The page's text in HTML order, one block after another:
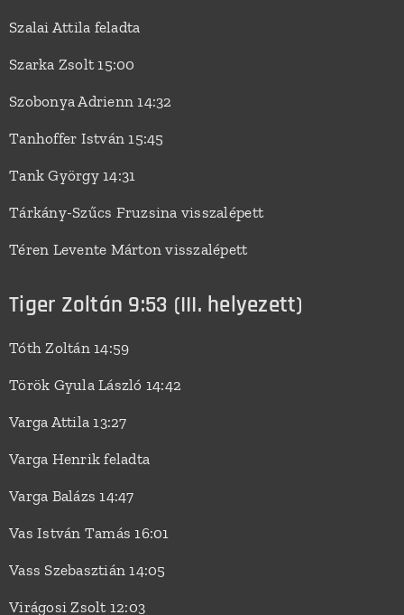
Szalai Attila feladta
Szarka Zsolt 15:00
Szobonya Adrienn 14:32
Tanhoffer István 15:45
Tank György 14:31
Tárkány-Szűcs Fruzsina visszalépett
Téren Levente Márton visszalépett
Tiger Zoltán 9:53 (III. helyezett)
Tóth Zoltán 14:59
Török Gyula László 14:42
Varga Attila 13:27
Varga Henrik feladta
Varga Balázs 14:47
Vas István Tamás 16:01
Vass Szebasztián 14:05
Virágosi Zsolt 12:03